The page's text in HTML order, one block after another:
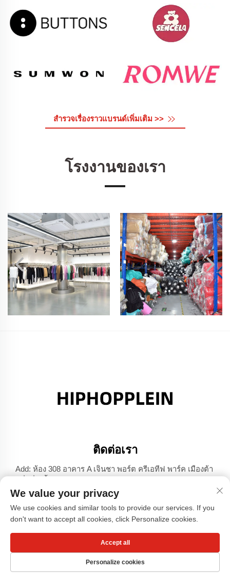
สำรวจเรื่องราวแบรนด์เพิ่มเติม >>
โรงงานของเรา
ติดต่อเรา
Add: ห้อง 308 อาคาร A เจินชา พอร์ต ครีเอทีฟ พาร์ค เมืองต้า
โทร:+86-17304049586
อีเมล: [email protected]
ลิขสิทธิ์ © บริษัท กวางโจวเสี่ยวหงซู การ์เม้นท์ จำกัด -
ความเป็นส่วนตัว
We value your privacy
We use cookies and similar tools to provide our services. If you
don't want to accept all cookies, click Personalize cookies.
Personalize cookies
Accept all